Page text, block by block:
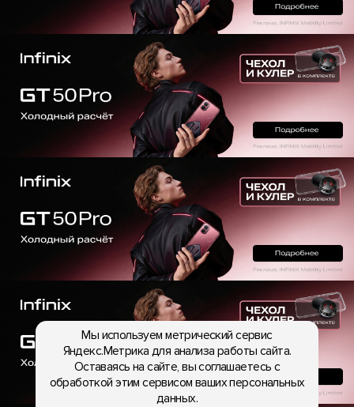
Мы используем метрический сервис
Яндекс.Метрика для анализа работы сайта.
Оставаясь на сайте, вы соглашаетесь с
обработкой этим сервисом ваших персональных
данных.